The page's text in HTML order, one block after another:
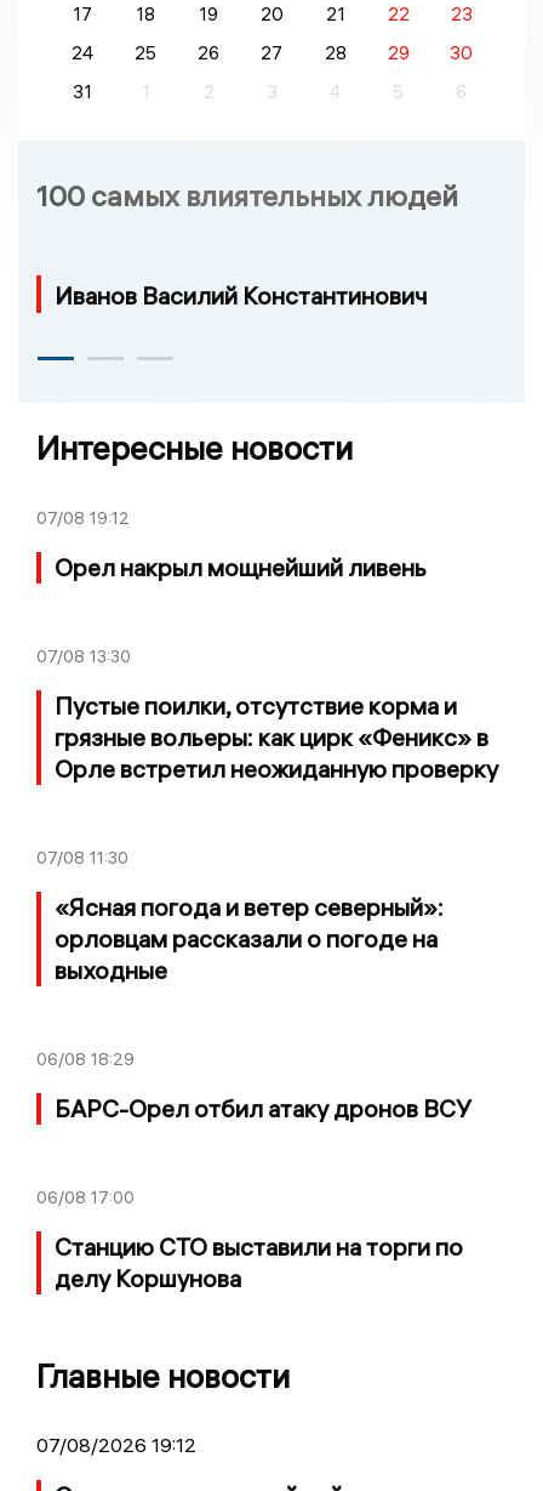
17
18 19 20 21 22
23
24
25 26 27 28 29
30
31
1 2 3 4 5 6
100 самых влиятельных людей
Иванов Василий Константинович
Интересные новости
07/08 19:12
Орел накрыл мощнейший ливень
07/08 13:30
Пустые поилки, отсутствие корма и
грязные вольеры: как цирк «Феникс» в
Орле встретил неожиданную проверку
07/08 11:30
«Ясная погода и ветер северный»:
орловцам рассказали о погоде на
выходные
06/08 18:29
БАРС-Орел отбил атаку дронов ВСУ
06/08 17:00
Станцию СТО выставили на торги по
делу Коршунова
Главные новости
07/08/2026 19:12